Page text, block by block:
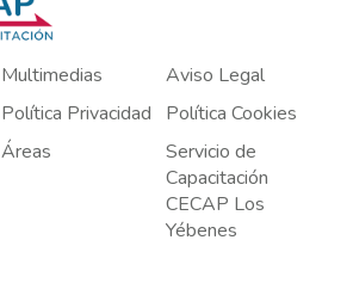
Multimedias
Aviso Legal
Política Privacidad
Política Cookies
Áreas
Servicio de
Capacitación
CECAP Los
Yébenes